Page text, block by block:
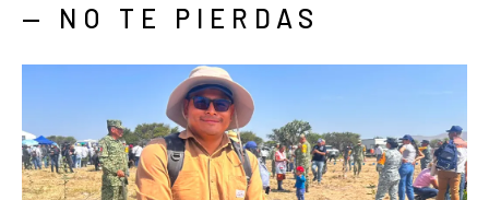
— NO TE PIERDAS